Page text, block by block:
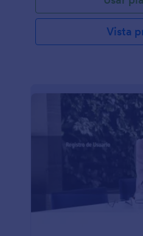
Vista